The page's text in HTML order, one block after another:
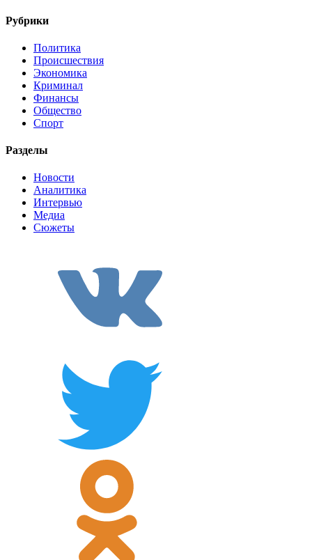
Рубрики
Политика
Происшествия
Экономика
Криминал
Финансы
Общество
Спорт
Разделы
Новости
Аналитика
Интервью
Медиа
Сюжеты